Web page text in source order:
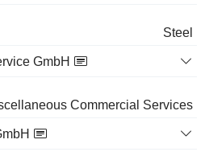
Steel
GmbH
Commercial Services